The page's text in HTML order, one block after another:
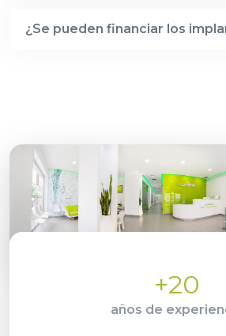
¿Se pueden financiar los
+20
años de